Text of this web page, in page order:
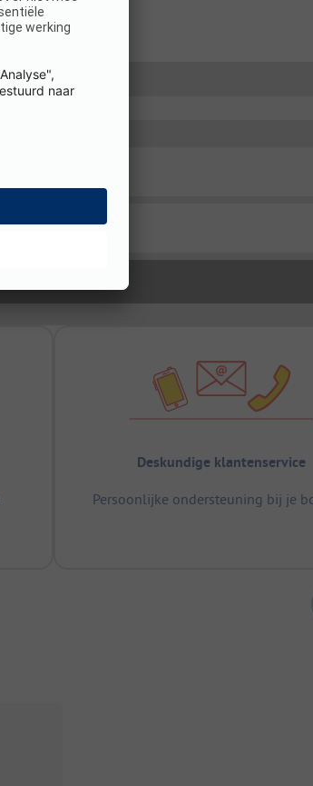
Deskundige klantenservice
Persoonlijke ondersteuning bij je